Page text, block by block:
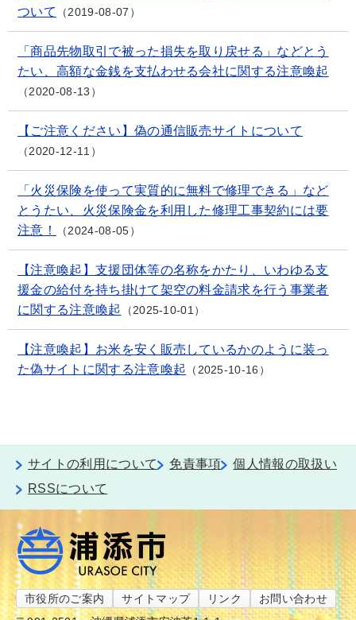
ついて
2019-08-07
「商品先物取引で被った損失を取り戻せる」などとう
たい、高額な金銭を支払わせる会社に関する注意喚起
2020-08-13
【ご注意ください】偽の通信販売サイトについて
2020-12-11
「火災保険を使って実質的に無料で修理できる」など
とうたい、火災保険金を利用した修理工事契約には要
注意！
2024-08-05
【注意喚起】支援団体等の名称をかたり、いわゆる支
援金の給付を持ち掛けて架空の料金請求を行う事業者
に関する注意喚起
2025-10-01
【注意喚起】お米を安く販売しているかのように装っ
た偽サイトに関する注意喚起
2025-10-16
サイトの利用について 免責事項
個人情報の取扱い
RSSについて
市役所のご案内 サイトマップ リンク
お問い合わせ